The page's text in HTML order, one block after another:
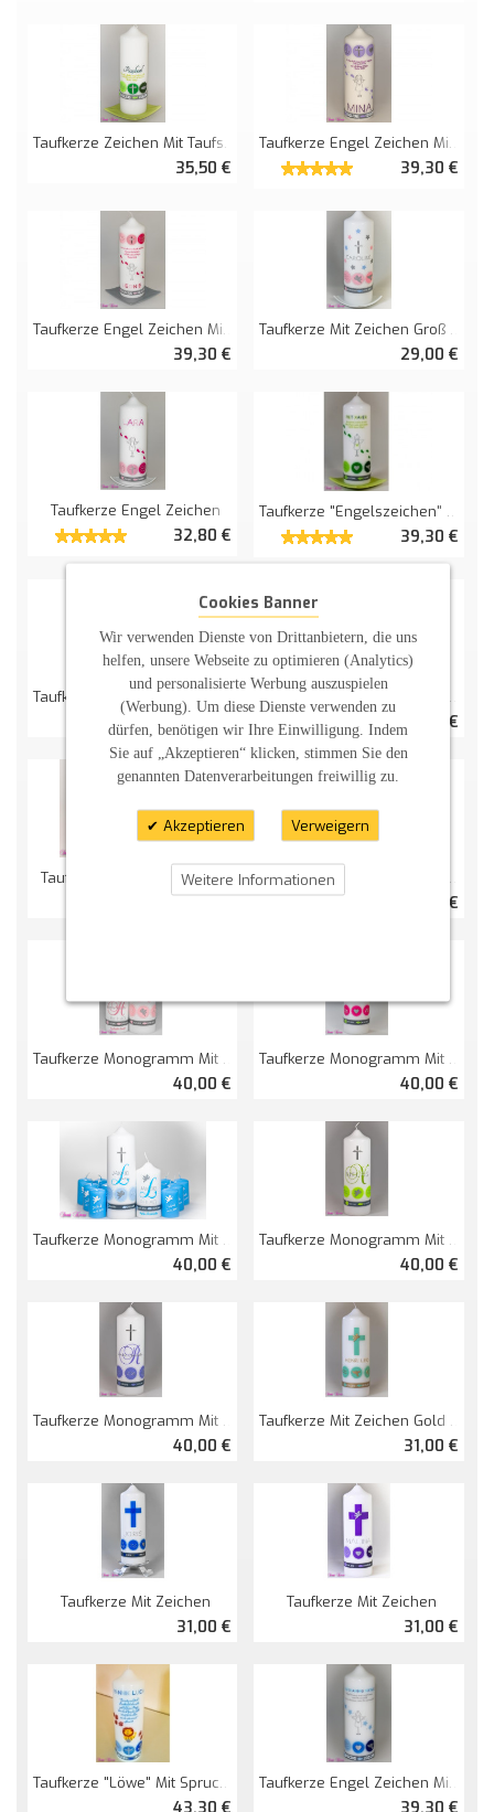
Taufkerze Zeichen Mit Taufspruch
35,50 €
Taufkerze Engel Zeichen Mit Taufspruch
39,30 €
Taufkerze Engel Zeichen Mit Taufspruch
39,30 €
Taufkerze Mit Zeichen Groß Und Sternchen
29,00 €
Taufkerze Engel Zeichen
32,80 €
Taufkerze "Engelszeichen" Mit Spruch Neu
39,30 €
Taufkerze "Engelszeichen" Ohne Spruch
33,00 €
Taufkerze Monogramm Mit Zeichen GOLD
40,00 €
Taufkerze Mit Zeichen Klein Traufset "Monogramm Mit Zeichen"
78,00 €
Taufkerze Monogramm Mit Zeichen
40,00 €
Taufkerze Monogramm Mit Zeichen
40,00 €
Taufkerze Monogramm Mit Zeichen
40,00 €
Taufkerze Monogramm Mit Zeichen
40,00 €
Taufkerze Monogramm Mit Zeichen
40,00 €
Taufkerze Mit Zeichen Gold Mit Spruch
31,00 €
Taufkerze Mit Zeichen
31,00 €
Taufkerze Mit Zeichen
31,00 €
Taufkerze "Löwe" Mit Spruch Neu Taufkerze Engel Zeichen Mit Spruch Und Sternchen
Cookies Banner
Wir verwenden Dienste von Drittanbietern, die uns
helfen, unsere Webseite zu optimieren (Analytics)
und personalisierte Werbung auszuspielen
(Werbung). Um diese Dienste verwenden zu
dürfen, benötigen wir Ihre Einwilligung. Indem
Sie auf „Akzeptieren“ klicken, stimmen Sie den
genannten Datenverarbeitungen freiwillig zu.
Akzeptieren Verweigern
Weitere Informationen